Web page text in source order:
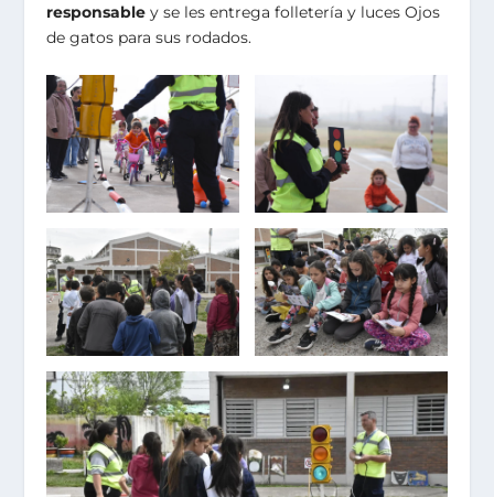
responsable y se les entrega folletería y luces Ojos
de gatos para sus rodados.